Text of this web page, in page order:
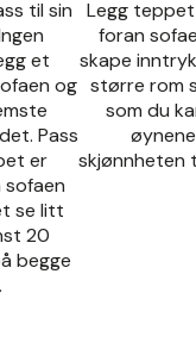
til sin
et
og
Pass
er
sofaen
se litt
20
begge
Legg
foran
skape
større rom
som du
skjønnheten